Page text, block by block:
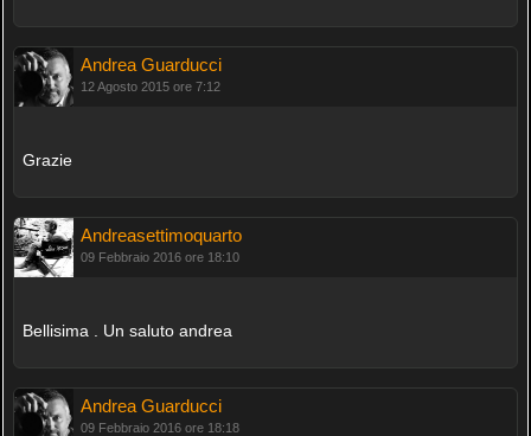
Andrea Guarducci
12 Agosto 2015 ore 7:12
Grazie
Andreasettimoquarto
09 Febbraio 2016 ore 18:10
Bellisima . Un saluto andrea
Andrea Guarducci
09 Febbraio 2016 ore 18:18